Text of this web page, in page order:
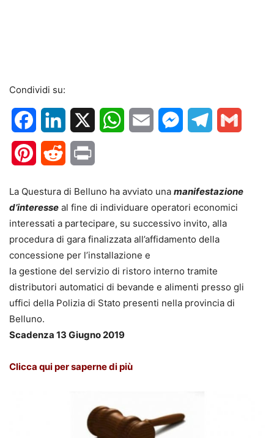
Condividi su:
FacebookLinkedIn WhatsApp
Email MessengerTelegram
PinterestReddit
La Questura di Belluno ha avviato una manifestazione
d’interesse al fine di individuare operatori economici
interessati a partecipare, su successivo invito, alla
procedura di gara finalizzata all’affidamento della
concessione per l’installazione e
la gestione del servizio di ristoro interno tramite
distributori automatici di bevande e alimenti presso gli
uffici della Polizia di Stato presenti nella provincia di
Belluno.
Scadenza 13 Giugno 2019
Clicca qui per saperne di più